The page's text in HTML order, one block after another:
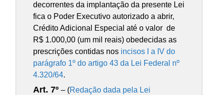
decorrentes da implantação da presente Lei
fica o Poder Executivo autorizado a abrir,
Crédito Adicional Especial até o valor de
R$ 1.000,00 (um mil reais) obedecidas as
prescrições contidas nos incisos I a IV do
parágrafo 1º do artigo 43 da Lei Federal nº
4.320/64.
Art. 7º – (Redação dada pela Lei